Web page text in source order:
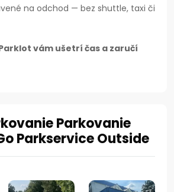
na odchod — bez shuttle, taxi či
vám ušetrí čas a zaručí
Parkovanie
Parkservice Outside